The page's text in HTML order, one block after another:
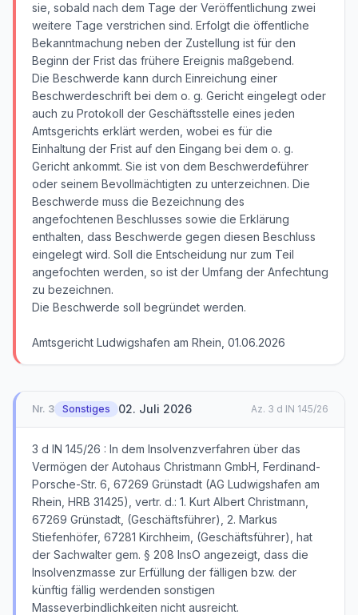
sie, sobald nach dem Tage der Veröffentlichung zwei
weitere Tage verstrichen sind. Erfolgt die öffentliche
Bekanntmachung neben der Zustellung ist für den
Beginn der Frist das frühere Ereignis maßgebend.
Die Beschwerde kann durch Einreichung einer
Beschwerdeschrift bei dem o. g. Gericht eingelegt oder
auch zu Protokoll der Geschäftsstelle eines jeden
Amtsgerichts erklärt werden, wobei es für die
Einhaltung der Frist auf den Eingang bei dem o. g.
Gericht ankommt. Sie ist von dem Beschwerdeführer
oder seinem Bevollmächtigten zu unterzeichnen. Die
Beschwerde muss die Bezeichnung des
angefochtenen Beschlusses sowie die Erklärung
enthalten, dass Beschwerde gegen diesen Beschluss
eingelegt wird. Soll die Entscheidung nur zum Teil
angefochten werden, so ist der Umfang der Anfechtung
zu bezeichnen.
Die Beschwerde soll begründet werden.
Amtsgericht Ludwigshafen am Rhein, 01.06.2026
Nr. 3 Sonstiges 02. Juli 2026 Az. 3 d IN 145/26
3 d IN 145/26 : In dem Insolvenzverfahren über das
Vermögen der Autohaus Christmann GmbH, Ferdinand-
Porsche-Str. 6, 67269 Grünstadt (AG Ludwigshafen am
Rhein, HRB 31425), vertr. d.: 1. Kurt Albert Christmann,
67269 Grünstadt, (Geschäftsführer), 2. Markus
Stiefenhöfer, 67281 Kirchheim, (Geschäftsführer), hat
der Sachwalter gem. § 208 InsO angezeigt, dass die
Insolvenzmasse zur Erfüllung der fälligen bzw. der
künftig fällig werdenden sonstigen
Masseverbindlichkeiten nicht ausreicht.